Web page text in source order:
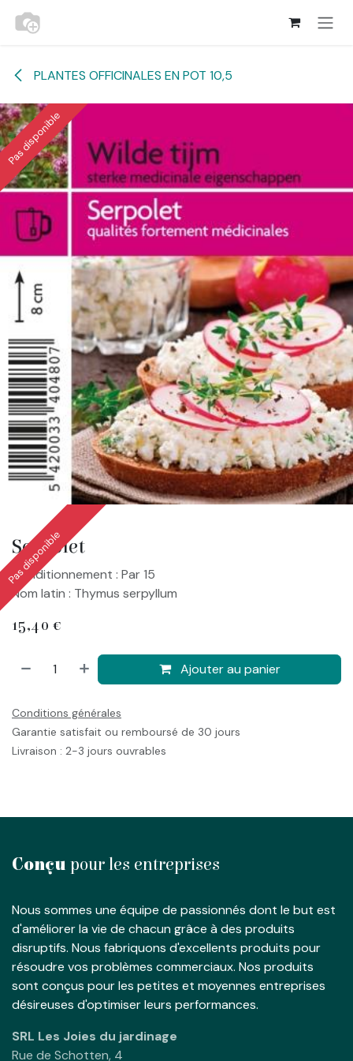
Se rendre au contenu
PLANTES OFFICINALES EN POT 10,5
Pas disponible
Serpolet
Pas disponible
Conditionnement : Par 15
Nom latin : Thymus serpyllum
15,40 €
Ajouter au panier
Conditions générales
Garantie satisfait ou remboursé de 30 jours
Livraison : 2-3 jours ouvrables
Conçu pour les entreprises
Nous sommes une équipe de passionnés dont le but est
d'améliorer la vie de chacun grâce à des produits
disruptifs. Nous fabriquons d'excellents produits pour
résoudre vos problèmes commerciaux. Nos produits
sont conçus pour les petites et moyennes entreprises
désireuses d'optimiser leurs performances.
SRL Les Joies du jardinage
Rue de Schotten, 4